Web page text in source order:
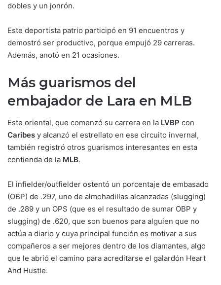
dobles y un jonrón.
Este deportista patrio participó en 91 encuentros y
demostró ser productivo, porque empujó 29 carreras.
Además, anotó en 21 ocasiones.
Más guarismos del
embajador de Lara en MLB
Este oriental, que comenzó su carrera en la LVBP con
Caribes y alcanzó el estrellato en ese circuito invernal,
también registró otros guarismos interesantes en esta
contienda de la MLB.
El infielder/outfielder ostentó un porcentaje de embasado
(OBP) de .297, uno de almohadillas alcanzadas (slugging)
de .289 y un OPS (que es el resultado de sumar OBP y
slugging) de .620, que son buenos para alguien que no
actúa a diario y cuya principal función es motivar a sus
compañeros a ser mejores dentro de los diamantes, algo
que le abrió el camino para acreditarse el galardón Heart
And Hustle.